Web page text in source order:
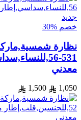
جديد
خصم %30
531-
معدني
1,050
1,500